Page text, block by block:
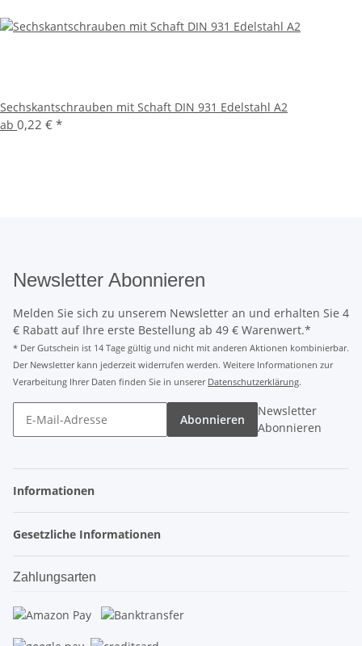
Sechskantschrauben mit Schaft DIN 931 Edelstahl A2
ab 0,22 € *
Newsletter Abonnieren
Melden Sie sich zu unserem Newsletter an und erhalten Sie 4
€ Rabatt auf Ihre erste Bestellung ab 49 € Warenwert.*
* Der Gutschein ist 14 Tage gültig und nicht mit anderen Aktionen kombinierbar.
Der Newsletter kann jederzeit widerrufen werden. Weitere Informationen zur
Verarbeitung Ihrer Daten finden Sie in unserer Datenschutzerklärung.
Abonnieren
Newsletter
Abonnieren
Informationen
Gesetzliche Informationen
Zahlungsarten